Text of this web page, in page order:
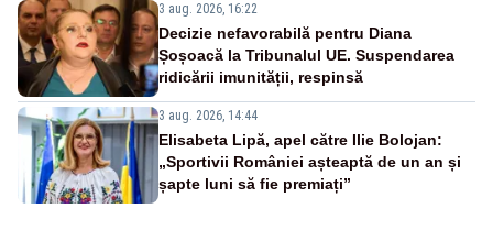
3 aug. 2026, 16:22
Decizie nefavorabilă pentru Diana
Șoșoacă la Tribunalul UE. Suspendarea
ridicării imunității, respinsă
3 aug. 2026, 14:44
Elisabeta Lipă, apel către Ilie Bolojan:
„Sportivii României așteaptă de un an și
șapte luni să fie premiați”